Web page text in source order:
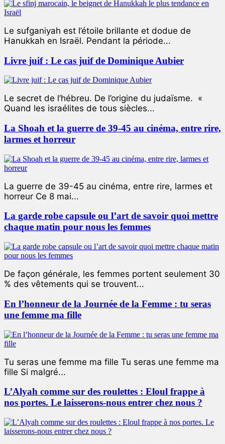
Le sufganiyah est l’étoile brillante et dodue de
Hanukkah en Israël. Pendant la période...
Livre juif : Le cas juif de Dominique Aubier
Le secret de l’hébreu. De l’origine du judaïsme. «
Quand les israélites de tous siècles...
La Shoah et la guerre de 39-45 au cinéma, entre rire,
larmes et horreur
La guerre de 39-45 au cinéma, entre rire, larmes et
horreur Ce 8 mai...
La garde robe capsule ou l’art de savoir quoi mettre
chaque matin pour nous les femmes
De façon générale, les femmes portent seulement 30
% des vêtements qui se trouvent...
En l’honneur de la Journée de la Femme : tu seras
une femme ma fille
Tu seras une femme ma fille Tu seras une femme ma
fille Si malgré...
L’Alyah comme sur des roulettes : Eloul frappe à
nos portes. Le laisserons-nous entrer chez nous ?